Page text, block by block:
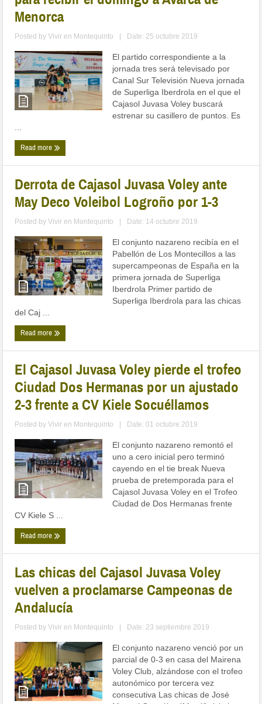
Menorca
Posted byVivir en Montequinto Date: 25 octubre 2019
El partido correspondiente a la
jornada tres será televisado por
Canal Sur Televisión Nueva jornada
de Superliga Iberdrola en el que el
Cajasol Juvasa Voley buscará
estrenar su casillero de puntos. Es
...
Read more
Derrota de Cajasol Juvasa Voley ante
May Deco Voleibol Logroño por 1-3
Posted byVivir en Montequinto Date: 14 octubre 2019
El conjunto nazareno recibía en el
Pabellón de Los Montecillos a las
supercampeonas de España en la
primera jornada de Superliga
Iberdrola Primer partido de
Superliga Iberdrola para las chicas
del Caj ...
Read more
El Cajasol Juvasa Voley pierde el trofeo
Ciudad Dos Hermanas por un ajustado
2-3 frente a CV Kiele Socuéllamos
Posted byVivir en Montequinto Date: 01 octubre 2019
El conjunto nazareno remontó el
uno a cero inicial pero terminó
cayendo en el tie break Nueva
prueba de pretemporada para el
Cajasol Juvasa Voley en el Trofeo
Ciudad de Dos Hermanas frente
CV Kiele S ...
Read more
Las chicas del Cajasol Juvasa Voley
vuelven a proclamarse Campeonas de
Andalucía
Posted byVivir en Montequinto Date: 23 septiembre 2019
El conjunto nazareno venció por un
parcial de 0-3 en casa del Mairena
Voley Club, alzándose con el trofeo
autonómico por tercera vez
consecutiva Las chicas de José